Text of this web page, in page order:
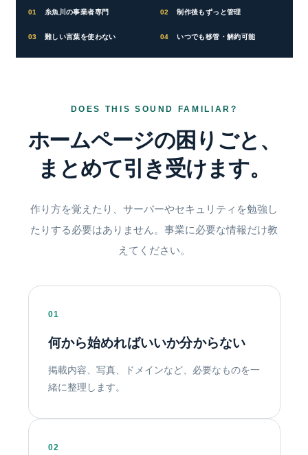
01 糸魚川の事業者専門 02 制作後もずっと管理
03 難しい言葉を使わない 04 いつでも移管・解約可能
DOES THIS SOUND FAMILIAR?
ホームページの困りごと、
まとめて引き受けます。
作り方を覚えたり、サーバーやセキュリティを勉強し
たりする必要はありません。事業に必要な情報だけ教
えてください。
01
何から始めればいいか分からない
掲載内容、写真、ドメインなど、必要なものを一
緒に整理します。
02